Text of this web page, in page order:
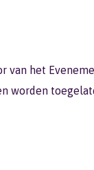
van het